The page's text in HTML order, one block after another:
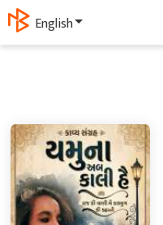
English